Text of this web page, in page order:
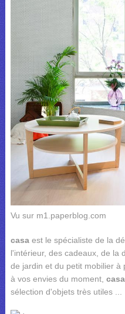
Vu sur m1.paperblog.com
casaest le spécialiste de la
l'intérieur, des cadeaux, de la
de jardin et du petit mobilier
à vos envies du moment, casa
sélection d'objets très utiles ...